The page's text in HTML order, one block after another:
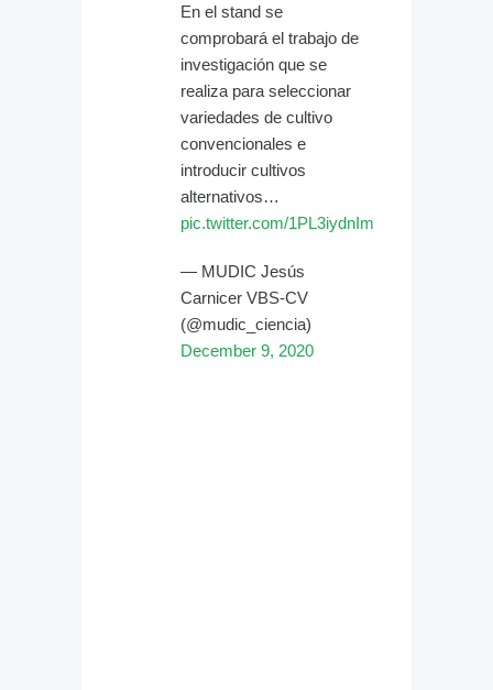
En el stand se
comprobará el trabajo de
investigación que se
realiza para seleccionar
variedades de cultivo
convencionales e
introducir cultivos
alternativos…
pic.twitter.com/1PL3iydnIm
— MUDIC Jesús
Carnicer VBS-CV
(@mudic_ciencia)
December 9, 2020